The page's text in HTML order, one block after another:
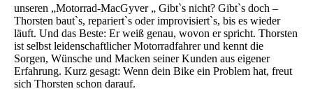
unseren „Motorrad-MacGyver „ Gibt`s nicht? Gibt`s doch –
Thorsten baut`s, repariert`s oder improvisiert`s, bis es wieder
läuft. Und das Beste: Er weiß genau, wovon er spricht. Thorsten
ist selbst leidenschaftlicher Motorradfahrer und kennt die
Sorgen, Wünsche und Macken seiner Kunden aus eigener
Erfahrung. Kurz gesagt: Wenn dein Bike ein Problem hat, freut
sich Thorsten schon darauf.